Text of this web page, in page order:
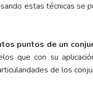
estas técnicas se
puntos de un
que con su
de los